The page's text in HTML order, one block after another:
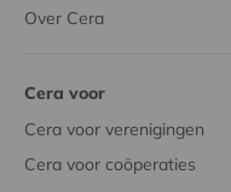
Over Cera
Cera voor
Cera voor verenigingen
Cera voor coöperaties